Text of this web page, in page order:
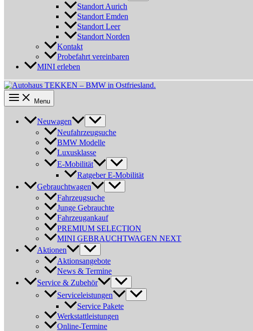
Standort Aurich
Standort Emden
Standort Leer
Standort Norden
Kontakt
Probefahrt vereinbaren
MINI erleben
Menu
Neuwagen
Neufahrzeugsuche
BMW Modelle
Luxusklasse
E-Mobilität
Ratgeber E-Mobilität
Gebrauchtwagen
Fahrzeugsuche
Junge Gebrauchte
Fahrzeugankauf
PREMIUM SELECTION
MINI GEBRAUCHTWAGEN NEXT
Aktionen
Aktionsangebote
News & Termine
Service & Zubehör
Serviceleistungen
Service Pakete
Werkstattleistungen
Online-Termine